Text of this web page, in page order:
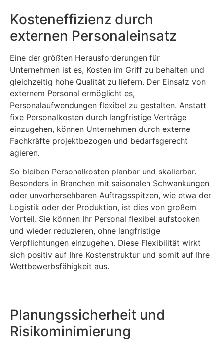
Kosteneffizienz durch
externen Personaleinsatz
Eine der größten Herausforderungen für
Unternehmen ist es, Kosten im Griff zu behalten und
gleichzeitig hohe Qualität zu liefern. Der Einsatz von
externem Personal ermöglicht es,
Personalaufwendungen flexibel zu gestalten. Anstatt
fixe Personalkosten durch langfristige Verträge
einzugehen, können Unternehmen durch externe
Fachkräfte projektbezogen und bedarfsgerecht
agieren.
So bleiben Personalkosten planbar und skalierbar.
Besonders in Branchen mit saisonalen Schwankungen
oder unvorhersehbaren Auftragsspitzen, wie etwa der
Logistik oder der Produktion, ist dies von großem
Vorteil. Sie können Ihr Personal flexibel aufstocken
und wieder reduzieren, ohne langfristige
Verpflichtungen einzugehen. Diese Flexibilität wirkt
sich positiv auf Ihre Kostenstruktur und somit auf Ihre
Wettbewerbsfähigkeit aus.
Planungssicherheit und
Risikominimierung